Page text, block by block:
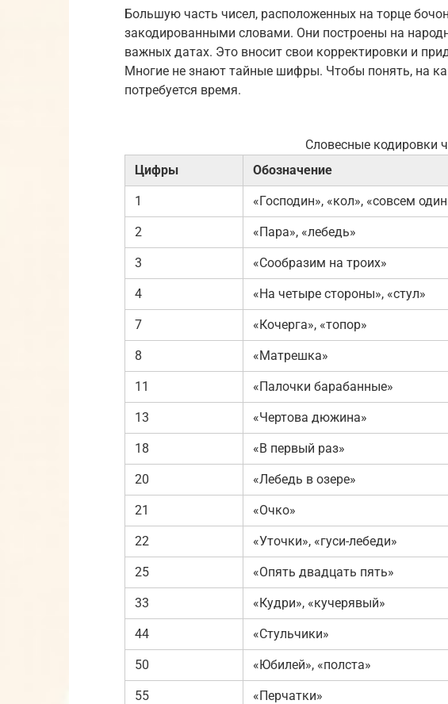
Большую часть чисел, расположенных на торце
закодированными словами. Они построены на
важных датах. Это вносит свои корректировки и
Многие не знают тайные шифры. Чтобы понять, на
потребуется время.
Словесные кодировки
Цифры
Обозначение
1 «Господин», «кол», «совсем
2 «Пара», «лебедь»
3 «Сообразим на троих»
4 «На четыре стороны», «стул»
7 «Кочерга», «топор»
8 «Матрешка»
11 «Палочки барабанные»
13 «Чертова дюжина»
18 «В первый раз»
20 «Лебедь в озере»
21 «Очко»
22 «Уточки», «гуси-лебеди»
25 «Опять двадцать пять»
33 «Кудри», «кучерявый»
44 «Стульчики»
50 «Юбилей», «полста»
55 «Перчатки»